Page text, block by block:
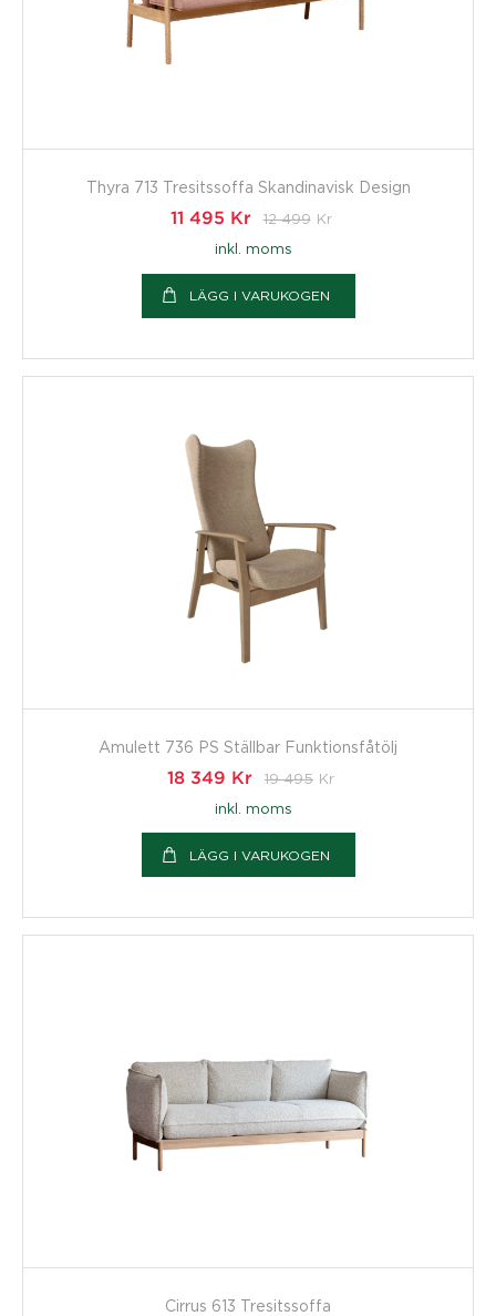
Thyra 713 Tresitssoffa Skandinavisk Design
11 495 Kr 12 499 Kr
inkl. moms
LÄGG I VARUKOGEN
Amulett 736 PS Ställbar Funktionsfåtölj
18 349 Kr 19 495 Kr
inkl. moms
LÄGG I VARUKOGEN
Cirrus 613 Tresitssoffa